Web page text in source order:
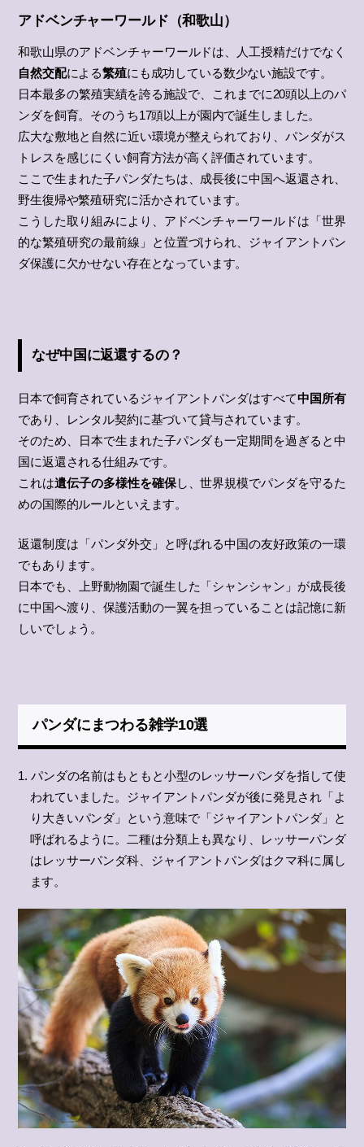
アドベンチャーワールド（和歌山）
和歌山県のアドベンチャーワールドは、人工授精だけでなく
自然交配による繁殖にも成功している数少ない施設です。
日本最多の繁殖実績を誇る施設で、これまでに20頭以上のパ
ンダを飼育。そのうち17頭以上が園内で誕生しました。
広大な敷地と自然に近い環境が整えられており、パンダがス
トレスを感じにくい飼育方法が高く評価されています。
ここで生まれた子パンダたちは、成長後に中国へ返還され、
野生復帰や繁殖研究に活かされています。
こうした取り組みにより、アドベンチャーワールドは「世界
的な繁殖研究の最前線」と位置づけられ、ジャイアントパン
ダ保護に欠かせない存在となっています。
なぜ中国に返還するの？
日本で飼育されているジャイアントパンダはすべて中国所有
であり、レンタル契約に基づいて貸与されています。
そのため、日本で生まれた子パンダも一定期間を過ぎると中
国に返還される仕組みです。
これは遺伝子の多様性を確保し、世界規模でパンダを守るた
めの国際的ルールといえます。
返還制度は「パンダ外交」と呼ばれる中国の友好政策の一環
でもあります。
日本でも、上野動物園で誕生した「シャンシャン」が成長後
に中国へ渡り、保護活動の一翼を担っていることは記憶に新
しいでしょう。
パンダにまつわる雑学10選
1. パンダの名前はもともと小型のレッサーパンダを指して使
われていました。ジャイアントパンダが後に発見され「よ
り大きいパンダ」という意味で「ジャイアントパンダ」と
呼ばれるように。二種は分類上も異なり、レッサーパンダ
はレッサーパンダ科、ジャイアントパンダはクマ科に属し
ます。